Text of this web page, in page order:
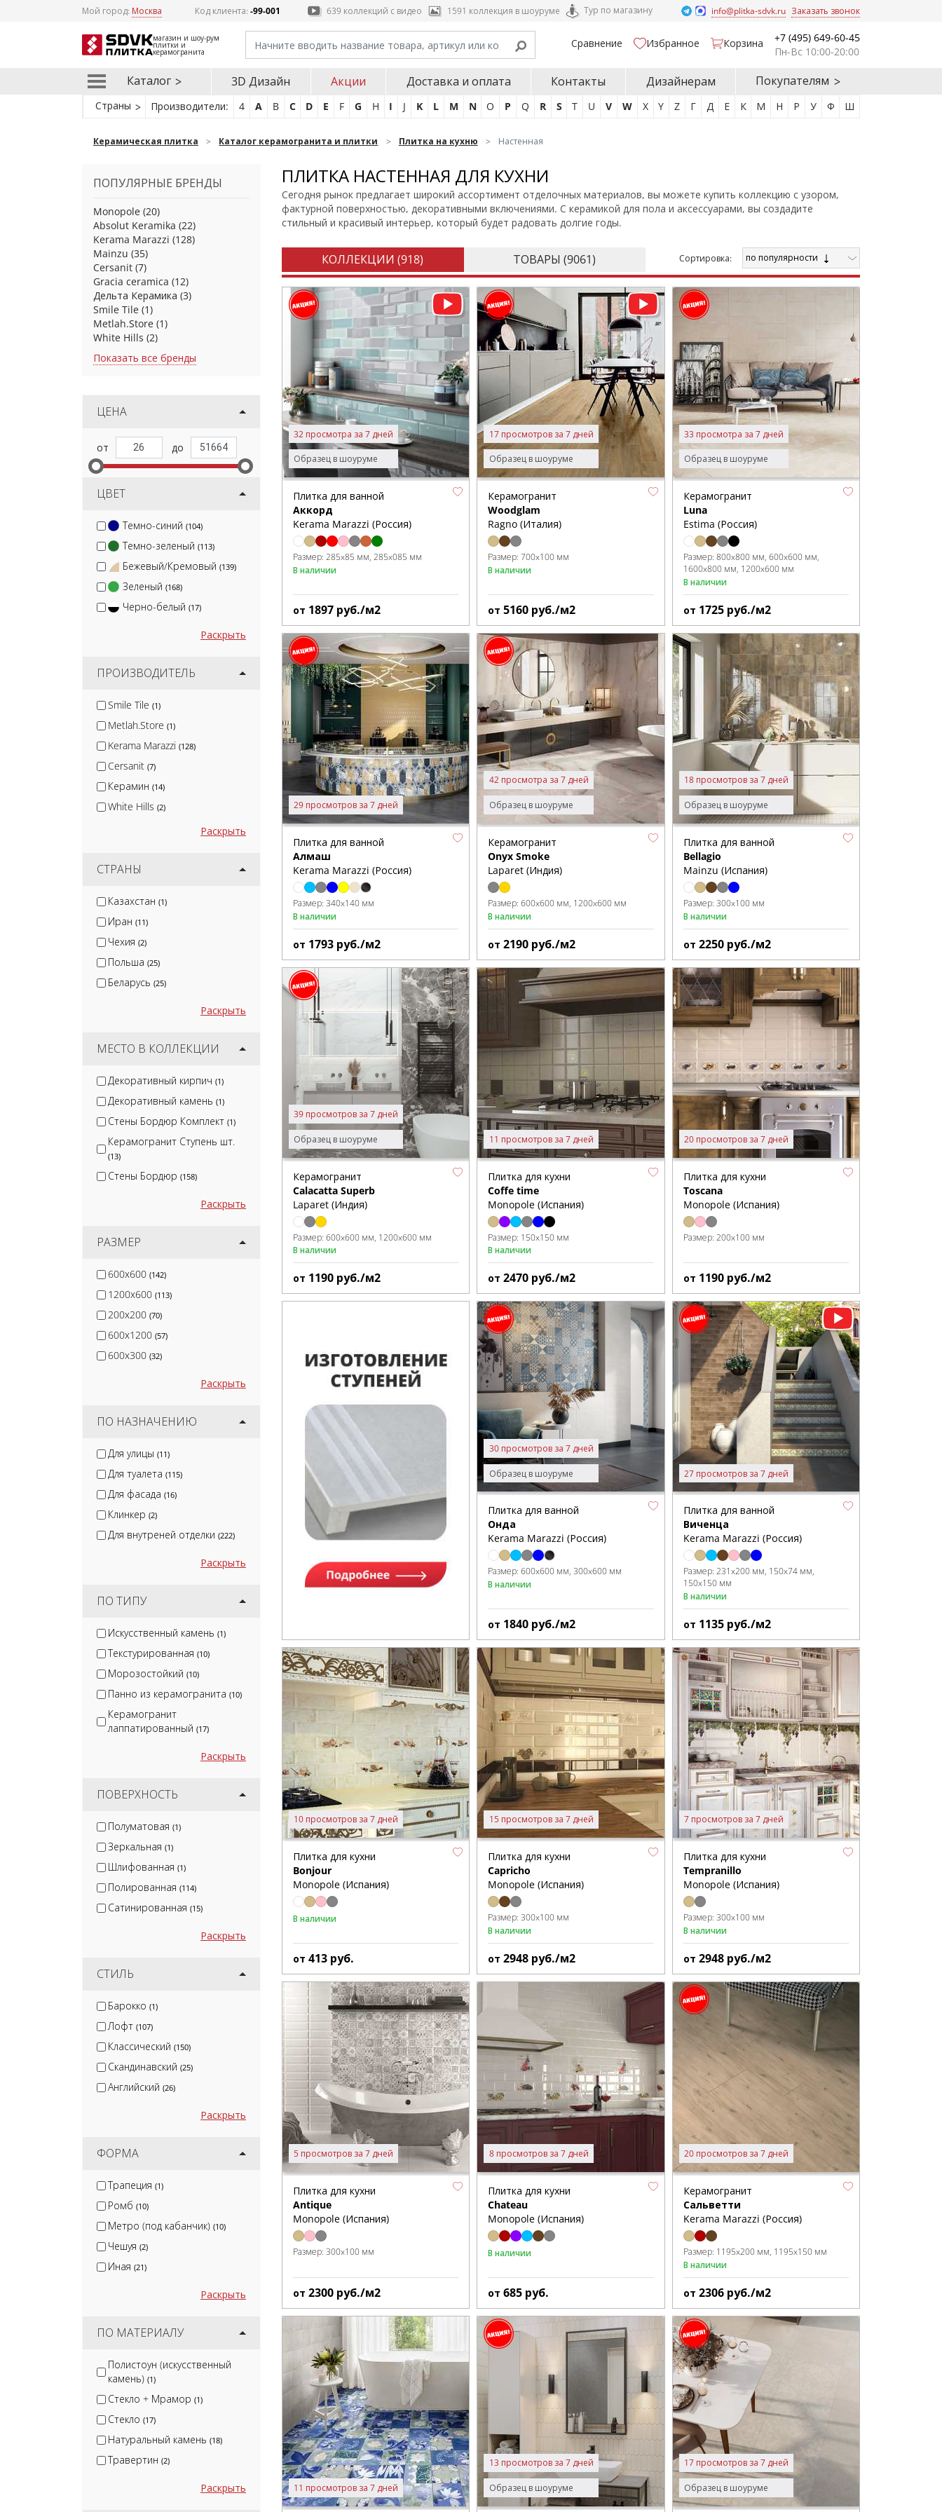
Мой город: Москва Код клиента: -99-001 639 коллекций с видео 1591 коллекция в шоуруме Тур по магазину info@plitka-sdvk.ru Заказать звонок
магазин и шоу-рум
плитки и
керамогранита
Сравнение Избранное Корзина
+7 (495) 649-60-45
Пн-Вс 10:00-20:00
Каталог 3D Дизайн Акции Доставка и оплата Контакты Дизайнерам Покупателям
Страны Производители: 4 A B C D E F G H I J K L M N O P Q R S T U V W X Y Z Г Д Е К М Н Р У Ф Ш
Керамическая плитка Каталог керамогранита и плитки Плитка на кухню Настенная
ПОПУЛЯРНЫЕ БРЕНДЫ
Monopole (20)
Absolut Keramika (22)
Kerama Marazzi (128)
Mainzu (35)
Cersanit (7)
Gracia ceramica (12)
Дельта Керамика (3)
Smile Tile (1)
Metlah.Store (1)
White Hills (2)
Показать все бренды
ЦЕНА
ЦВЕТ
Темно-синий (104)
Темно-зеленый (113)
Бежевый/Кремовый (139)
Зеленый (168)
Черно-белый (17)
Раскрыть
ПРОИЗВОДИТЕЛЬ
Smile Tile (1)
Metlah.Store (1)
Kerama Marazzi (128)
Cersanit (7)
Керамин (14)
White Hills (2)
Velsaa(7)
Monopole (20)
Lb-Ceramics
Раскрыть
СТРАНЫ
Казахстан (1)
Иран (11)
Чехия (2)
Польша (25)
Беларусь (25)
Раскрыть
МЕСТО В КОЛЛЕКЦИИ
Декоративный кирпич (1)
Декоративный камень (1)
Стены Бордюр Комплект (1)
Керамогранит Ступень шт.
(13)
Стены Бордюр (158)
Раскрыть
РАЗМЕР
600x600 (142)
1200x600 (113)
200x200 (70)
600x1200 (57)
600x300 (32)
Раскрыть
ПО НАЗНАЧЕНИЮ
Для улицы (11)
Для туалета (115)
Для фасада (16)
Клинкер (2)
Для внутреней отделки (222)
Раскрыть
ПО ТИПУ
Искусственный камень (1)
Текстурированная (10)
Морозостойкий (10)
Панно из керамогранита (10)
Керамогранит
лаппатированный (17)
Раскрыть
ПОВЕРХНОСТЬ
Полуматовая (1)
Зеркальная (1)
Шлифованная (1)
Полированная (114)
Сатинированная (15)
Раскрыть
СТИЛЬ
Барокко (1)
Лофт (107)
Классический (150)
Скандинавский (25)
Английский (26)
Раскрыть
ФОРМА
Трапеция (1)
Ромб (10)
Метро (под кабанчик) (10)
Чешуя (2)
Иная (21)
Раскрыть
ПО МАТЕРИАЛУ
Полистоун (искусственный
камень) (1)
Стекло + Мрамор (1)
Стекло (17)
Натуральный камень (18)
Травертин (2)
Раскрыть
ПЛИТКА НАСТЕННАЯ ДЛЯ КУХНИ
Сегодня рынок предлагает широкий ассортимент отделочных материалов, вы можете купить коллекцию с узором,
фактурной поверхностью, декоративными включениями. С керамикой для пола и аксессуарами, вы создадите
стильный и красивый интерьер, который будет радовать долгие годы.
КОЛЛЕКЦИИ (918) ТОВАРЫ (9061) Cортировка: по популярности
Образец в шоуруме
32 просмотра за 7 дней
Плитка для ванной
Аккорд
Kerama Marazzi (Россия)
Размер: 285x85 мм 285x085 мм
В наличии
от 1897 руб./м2
Образец в шоуруме
17 просмотров за 7 дней
Керамогранит
Woodglam
Ragno (Италия)
Размер:700x100 мм
В наличии
от5160 руб./м2
Образец в шоуруме
33 просмотра за 7 дней
Керамогранит
Luna
Estima (Россия)
Размер: 800x800 мм 600x600 мм
1600x800 мм 1200x600 мм
В наличии
от 1725 руб./м2
29 просмотров за 7 дней
Плитка для ванной
Алмаш
Kerama Marazzi (Россия)
Размер: 340x140 мм
В наличии
от 1793 руб./м2
Образец в шоуруме
42 просмотра за 7 дней
Керамогранит
Onyx Smoke
Laparet (Индия)
Размер:600x600 мм 1200x600 мм
В наличии
от2190 руб./м2
Образец в шоуруме
18 просмотров за 7 дней
Плитка для ванной
Bellagio
Mainzu (Испания)
Размер: 300x100 мм
В наличии
от 2250 руб./м2
Образец в шоуруме
39 просмотров за 7 дней
Керамогранит
Calacatta Superb
Laparet (Индия)
Размер: 600x600 мм 1200x600 мм
В наличии
от 1190 руб./м2
11 просмотров за 7 дней
Плитка для кухни
Coffe time
Monopole (Испания)
Размер: 150x150 мм
В наличии
от2470 руб./м2
20 просмотров за 7 дней
Плитка для кухни
Toscana
Monopole (Испания)
Размер: 200x100 мм
от 1190 руб./м2
Образец в шоуруме
30 просмотров за 7 дней
Плитка для ванной
Онда
Kerama Marazzi (Россия)
Размер:600x600 мм 300x600 мм
В наличии
от 1840 руб./м2
27 просмотров за 7 дней
Плитка для ванной
Виченца
Kerama Marazzi (Россия)
Размер: 231x200 мм 150x74 мм
150x150 мм
В наличии
от 1135 руб./м2
10 просмотров за 7 дней
Плитка для кухни
Bonjour
Monopole (Испания)
В наличии
от 413 руб.
15 просмотров за 7 дней
Плитка для кухни
Capricho
Monopole (Испания)
Размер:300x100 мм
В наличии
от2948 руб./м2
7 просмотров за 7 дней
Плитка для кухни
Tempranillo
Monopole (Испания)
Размер: 300x100 мм
В наличии
от 2948 руб./м2
5 просмотров за 7 дней
Плитка для кухни
Antique
Monopole (Испания)
Размер: 300x100 мм
от 2300 руб./м2
8 просмотров за 7 дней
Плитка для кухни
Chateau
Monopole (Испания)
В наличии
от685 руб.
20 просмотров за 7 дней
Керамогранит
Сальветти
Kerama Marazzi (Россия)
Размер: 1195x200 мм 1195x150 мм
В наличии
от 2306 руб./м2
11 просмотров за 7 дней Образец в шоуруме
13 просмотров за 7 дней
Образец в шоуруме
17 просмотров за 7 дней